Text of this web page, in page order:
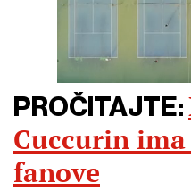
PROČITAJTE:
Cuccurin
fanove